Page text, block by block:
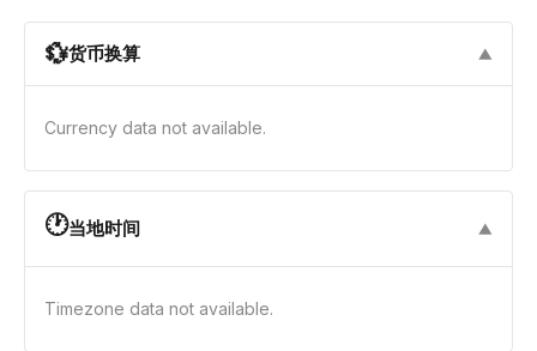
💱货币换算 ▼
Currency data not available.
🕐当地时间 ▼
Timezone data not available.